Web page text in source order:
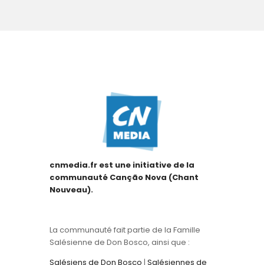
cnmedia.fr est une initiative de la
communauté Canção Nova (Chant
Nouveau).
La communauté fait partie de la Famille
Salésienne de Don Bosco, ainsi que :
Salésiens de Don Bosco | Salésiennes de